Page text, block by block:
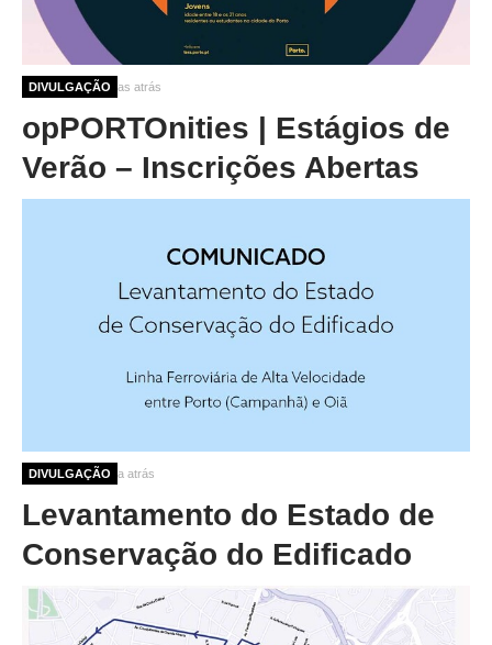
DIVULGAÇÃO
4 meses 2 semanas atrás
opPORTOnities | Estágios de
Verão – Inscrições Abertas
DIVULGAÇÃO
8 meses 1 semana atrás
Levantamento do Estado de
Conservação do Edificado